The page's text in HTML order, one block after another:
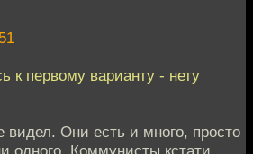
к первому варианту - нету
видел. Они есть и много, просто
одного. Коммунисты кстати